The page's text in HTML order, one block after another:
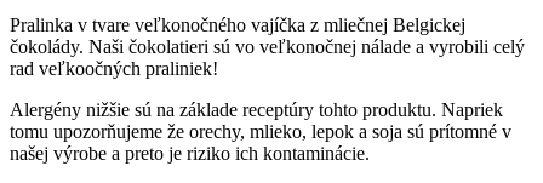
Pralinka v tvare veľkonočného vajíčka z mliečnej Belgickej
čokolády. Naši čokolatieri sú vo veľkonočnej nálade a vyrobili celý
rad veľkoočných praliniek!
Alergény nižšie sú na základe receptúry tohto produktu. Napriek
tomu upozorňujeme že orechy, mlieko, lepok a soja sú prítomné v
našej výrobe a preto je riziko ich kontaminácie.